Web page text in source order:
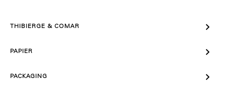
THIBIERGE & COMAR 
PAPIER 
PACKAGING 